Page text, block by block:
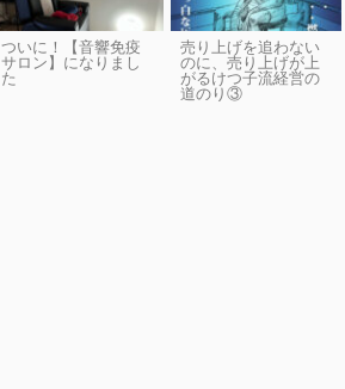
ついに！【音響免疫
サロン】になりまし
た
売り上げを追わない
のに、売り上げが上
がるけつ子流経営の
道のり③